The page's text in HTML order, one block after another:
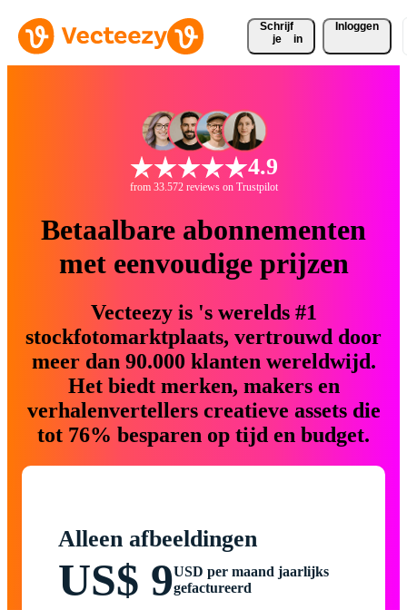
Schrijf
je
in
Inloggen
4.9
from 33.572 reviews on Trustpilot
Betaalbare abonnementen
met eenvoudige prijzen
Vecteezy is 's werelds #1
stockfotomarktplaats, vertrouwd door
meer dan 90.000 klanten wereldwijd.
Het biedt merken, makers en
verhalenvertellers creatieve assets die
tot 76% besparen op tijd en budget.
Alleen afbeeldingen
US$ 9USD per maand jaarlijks
gefactureerd